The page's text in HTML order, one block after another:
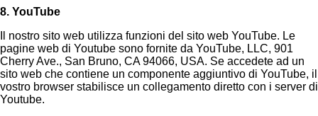
8. YouTube
Il nostro sito web utilizza funzioni del sito web YouTube. Le
pagine web di Youtube sono fornite da YouTube, LLC, 901
Cherry Ave., San Bruno, CA 94066, USA. Se accedete ad un
sito web che contiene un componente aggiuntivo di YouTube, il
vostro browser stabilisce un collegamento diretto con i server di
Youtube.